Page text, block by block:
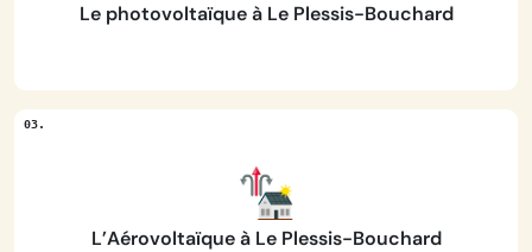
Le photovoltaïque à Le Plessis-Bouchard
L’Aérovoltaïque à Le Plessis-Bouchard